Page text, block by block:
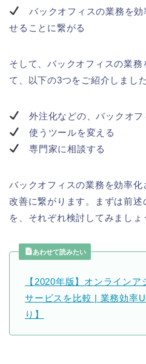
バックオフィスの業務を効
せることに繋がる
そして、バックオフィスの業
て、以下の3つをご紹介しました
外注化などの、バックオフ
使うツールを変える
専門家に相談する
バックオフィスの業務を効率
改善に繋がります。まずは前
を、それぞれ検討してみましょ
あわせて読みたい
【2020年版】オンライン
サービスを比較 | 業務効率
り】